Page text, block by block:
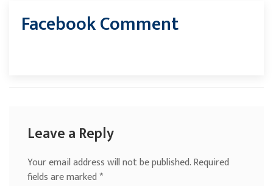
Facebook Comment
Leave a Reply
Your email address will not be published.Required
fields are marked*